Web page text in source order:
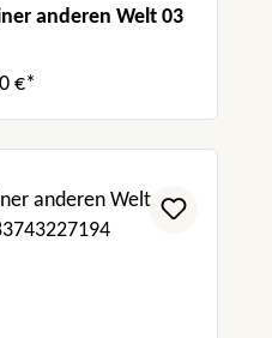
anderen Welt 03
€*